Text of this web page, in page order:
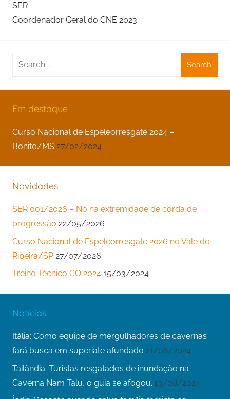
SER
Coordenador Geral do CNE 2023
Search
Em destaque
Curso Nacional de Espeleorresgate 2024 –
Bonito/MS 27/02/2024
Novidades
SER 001/2026 – Nó na extremidade de corda de
progressão 22/05/2026
Curso Nacional de Espeleorresgate 2026 no Vale do
Ribeira/SP 27/07/2026
Treino Técnico CO 2024 15/03/2024
Notícias
Itália: Como equipe de mergulhadores de cavernas
fará busca em superiate afundado 21/08/2024
Tailândia: Turistas resgatados de inundação na
Caverna Nam Talu, o guia se afogou. 13/08/2024